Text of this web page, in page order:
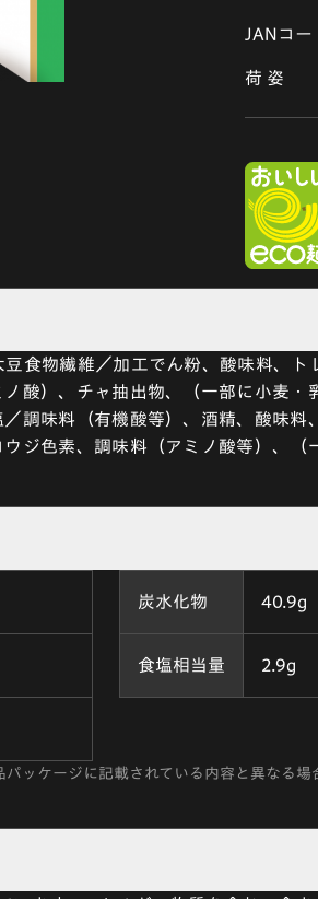
JANコー
荷 姿
食物繊維／加工でん粉、酸味料、
酸）、チャ抽出物、（一部に小麦
調味料（有機酸等）、酒精、酸味
ジ色素、調味料（アミノ酸等）、
炭水化物 40.9g
食塩相当量 2.9g
ッケージに記載されている内容と異なる